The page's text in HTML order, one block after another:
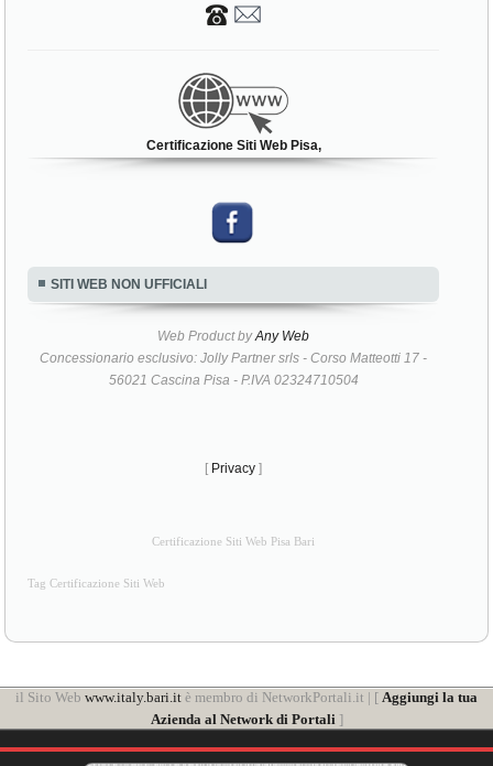
Certificazione Siti Web Pisa,
SITI WEB NON UFFICIALI
Web Product byAny Web
Concessionario esclusivo: Jolly Partner srls - Corso Matteotti 17 -
56021 Cascina Pisa - P.IVA 02324710504
[ Privacy ]
Certificazione Siti Web Pisa Bari
Tag Certificazione Siti Web
il Sito Web www.italy.bari.it è membro di NetworkPortali.it | [ Aggiungi la tua
Azienda al Network di Portali]